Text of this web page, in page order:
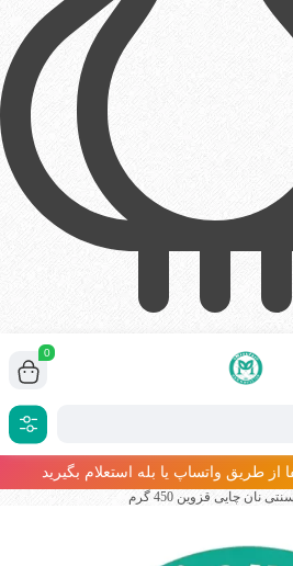
0
از طریق واتساپ یا بله استعلام بگیرید
نان چایی قزوین 450 گرم